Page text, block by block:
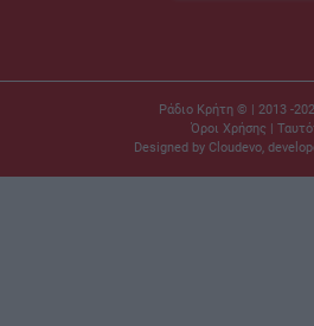
Ράδιο Κρήτη © | 2013 -
Όροι Χρήσης |
Designed by Cloudevo,